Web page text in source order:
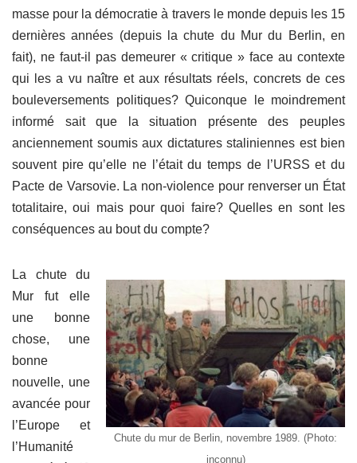
masse pour la démocratie à travers le monde depuis les 15
dernières années (depuis la chute du Mur du Berlin, en
fait), ne faut-il pas demeurer « critique » face au contexte
qui les a vu naître et aux résultats réels, concrets de ces
bouleversements politiques? Quiconque le moindrement
informé sait que la situation présente des peuples
anciennement soumis aux dictatures staliniennes est bien
souvent pire qu’elle ne l’était du temps de l’URSS et du
Pacte de Varsovie. La non-violence pour renverser un État
totalitaire, oui mais pour quoi faire? Quelles en sont les
conséquences au bout du compte?
Chute du mur de Berlin, novembre 1989. (Photo:
inconnu)
La chute du
Mur fut elle
une bonne
chose, une
bonne
nouvelle, une
avancée pour
l’Europe et
l’Humanité